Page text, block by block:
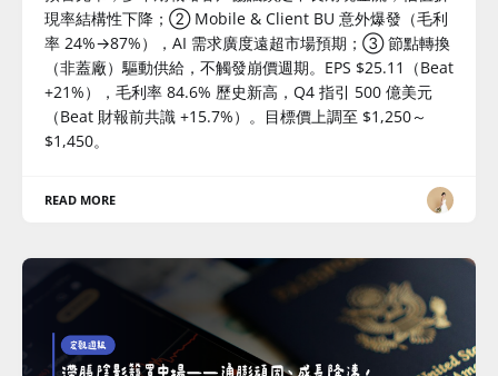
現率結構性下降；② Mobile & Client BU 意外爆發（毛利
率 24%→87%），AI 需求廣度遠超市場預期；③ 節點轉換
（非蓋廠）驅動供給，不觸發崩價週期。EPS $25.11（Beat
+21%），毛利率 84.6% 歷史新高，Q4 指引 500 億美元
（Beat 財報前共識 +15.7%）。目標價上調至 $1,250～
$1,450。
READ MORE